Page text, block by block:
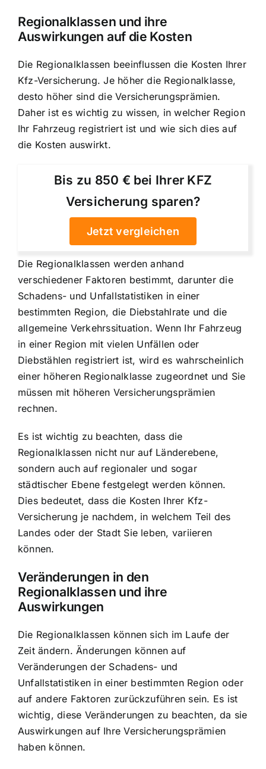
Regionalklassen und ihre
Auswirkungen auf die Kosten
Die Regionalklassen beeinflussen die Kosten Ihrer
Kfz-Versicherung. Je höher die Regionalklasse,
desto höher sind die Versicherungsprämien.
Daher ist es wichtig zu wissen, in welcher Region
Ihr Fahrzeug registriert ist und wie sich dies auf
die Kosten auswirkt.
Bis zu 850 € bei Ihrer KFZ
Versicherung sparen?
Jetzt vergleichen
Die Regionalklassen werden anhand
verschiedener Faktoren bestimmt, darunter die
Schadens- und Unfallstatistiken in einer
bestimmten Region, die Diebstahlrate und die
allgemeine Verkehrssituation. Wenn Ihr Fahrzeug
in einer Region mit vielen Unfällen oder
Diebstählen registriert ist, wird es wahrscheinlich
einer höheren Regionalklasse zugeordnet und Sie
müssen mit höheren Versicherungsprämien
rechnen.
Es ist wichtig zu beachten, dass die
Regionalklassen nicht nur auf Länderebene,
sondern auch auf regionaler und sogar
städtischer Ebene festgelegt werden können.
Dies bedeutet, dass die Kosten Ihrer Kfz-
Versicherung je nachdem, in welchem Teil des
Landes oder der Stadt Sie leben, variieren
können.
Veränderungen in den
Regionalklassen und ihre
Auswirkungen
Die Regionalklassen können sich im Laufe der
Zeit ändern. Änderungen können auf
Veränderungen der Schadens- und
Unfallstatistiken in einer bestimmten Region oder
auf andere Faktoren zurückzuführen sein. Es ist
wichtig, diese Veränderungen zu beachten, da sie
Auswirkungen auf Ihre Versicherungsprämien
haben können.